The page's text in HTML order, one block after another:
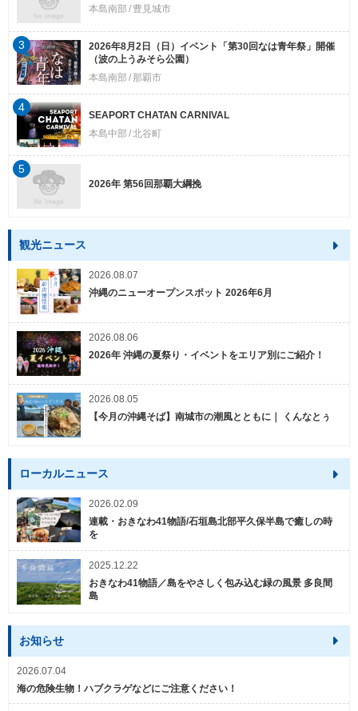
本島南部
豊見城市
2026年8月2日（日）イベント「第30回なは青年祭」開催
（波の上うみそら公園）
本島南部
那覇市
3
SEAPORT CHATAN CARNIVAL
本島中部 北谷町
4
2026年 第56回那覇大綱挽
5
観光ニュース
2026.08.07
沖縄のニューオープンスポット 2026年6月
2026.08.06
2026年 沖縄の夏祭り・イベントをエリア別にご紹介！
2026.08.05
【今月の沖縄そば】南城市の潮風とともに｜ くんなとぅ
ローカルニュース
2026.02.09
連載・おきなわ41物語/石垣島北部平久保半島で癒しの時
を
2025.12.22
おきなわ41物語／島をやさしく包み込む緑の風景 多良間
島
お知らせ
2026.07.04
海の危険生物！ハブクラゲなどにご注意ください！